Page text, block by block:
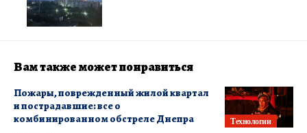
Вам также может понравиться
Технологии
Пожары, поврежденный жилой квартал
и пострадавшие: все о
комбинированном обстреле Днепра